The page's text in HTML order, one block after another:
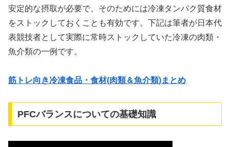
安定的な摂取が必要で、そのためには冷凍タンパク質食材
をストックしておくことも有効です。下記は筆者が日本代
表競技者として実際に常時ストックしていた冷凍の肉類・
魚介類の一例です。
筋トレ向き冷凍食品・食材(肉類＆魚介類)まとめ
PFCバランスについての基礎知識